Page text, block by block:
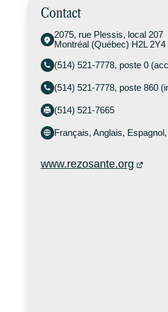
Contact
2075, rue Plessis, local 207
Montréal (Québec) H2L 2Y4
(514) 521-7778, poste 0
(514) 521-7778, poste 860
(514) 521-7665
Français, Anglais,
www.rezosante.org